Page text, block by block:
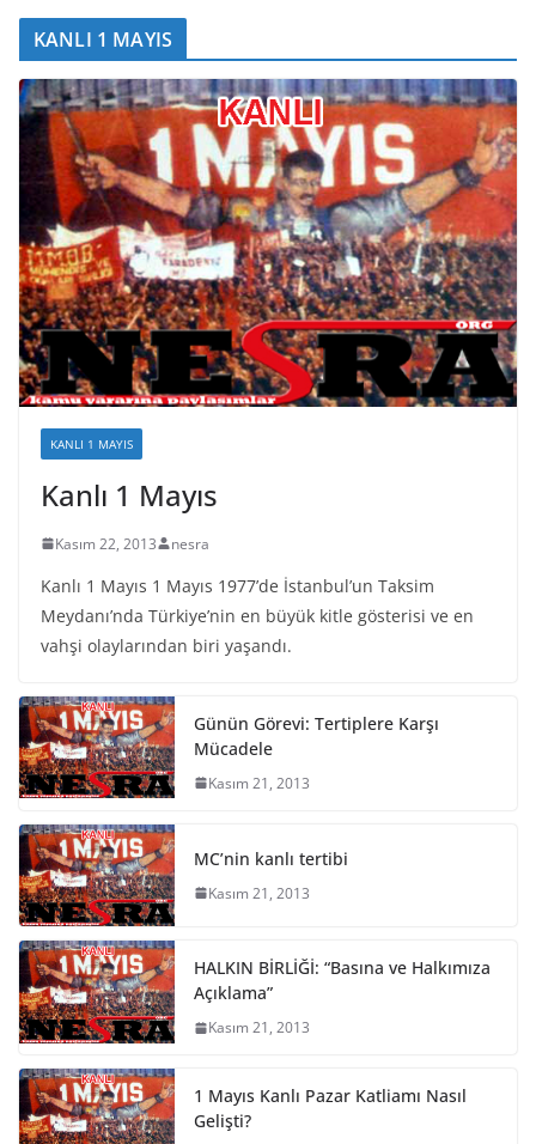
KANLI 1 MAYIS
KANLI 1 MAYIS
Kanlı 1 Mayıs
Kasım 22, 2013 nesra
Kanlı 1 Mayıs 1 Mayıs 1977’de İstanbul’un Taksim
Meydanı’nda Türkiye’nin en büyük kitle gösterisi ve en
vahşi olaylarından biri yaşandı.
Günün Görevi: Tertiplere Karşı
Mücadele
Kasım 21, 2013
MC’nin kanlı tertibi
Kasım 21, 2013
HALKIN BİRLİĞİ: “Basına ve Halkımıza
Açıklama”
Kasım 21, 2013
1 Mayıs Kanlı Pazar Katliamı Nasıl
Gelişti?